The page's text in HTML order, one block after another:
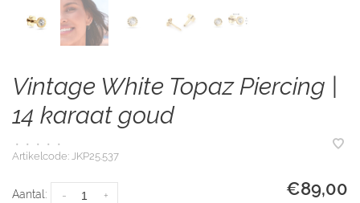
Vintage White Topaz Piercing |
14 karaat goud
• • • •
•
Artikelcode: JKP25.537
Aantal: +
- €89,00